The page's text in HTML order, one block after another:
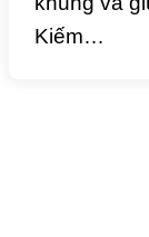
Kiếm…